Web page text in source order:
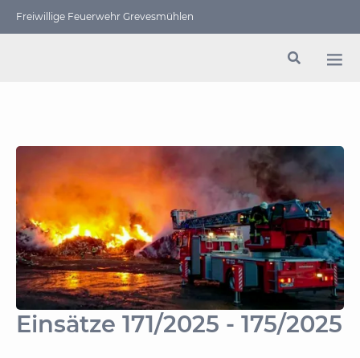
Freiwillige Feuerwehr Grevesmühlen
Einsätze 171/2025 - 175/2025